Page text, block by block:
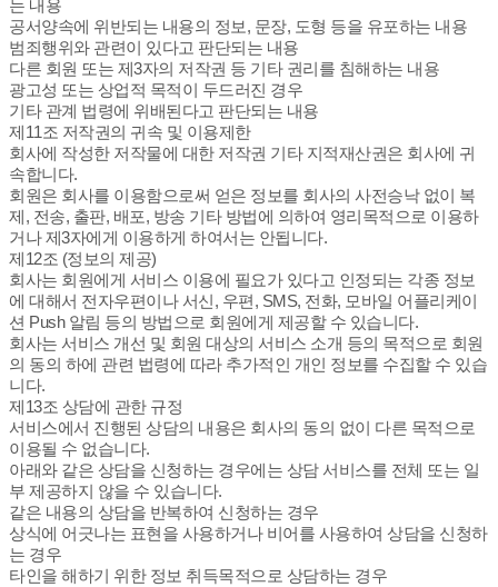
는 내용
공서양속에 위반되는 내용의 정보, 문장, 도형 등을 유포하는 내용
범죄행위와 관련이 있다고 판단되는 내용
다른 회원 또는 제3자의 저작권 등 기타 권리를 침해하는 내용
광고성 또는 상업적 목적이 두드러진 경우
기타 관계 법령에 위배된다고 판단되는 내용
제11조 저작권의 귀속 및 이용제한
회사에 작성한 저작물에 대한 저작권 기타 지적재산권은 회사에 귀
속합니다.
회원은 회사를 이용함으로써 얻은 정보를 회사의 사전승낙 없이 복
제, 전송, 출판, 배포, 방송 기타 방법에 의하여 영리목적으로 이용하
거나 제3자에게 이용하게 하여서는 안됩니다.
제12조 (정보의 제공)
회사는 회원에게 서비스 이용에 필요가 있다고 인정되는 각종 정보
에 대해서 전자우편이나 서신, 우편, SMS, 전화, 모바일 어플리케이
션 Push 알림 등의 방법으로 회원에게 제공할 수 있습니다.
회사는 서비스 개선 및 회원 대상의 서비스 소개 등의 목적으로 회원
의 동의 하에 관련 법령에 따라 추가적인 개인 정보를 수집할 수 있습
니다.
제13조 상담에 관한 규정
서비스에서 진행된 상담의 내용은 회사의 동의 없이 다른 목적으로
이용될 수 없습니다.
아래와 같은 상담을 신청하는 경우에는 상담 서비스를 전체 또는 일
부 제공하지 않을 수 있습니다.
같은 내용의 상담을 반복하여 신청하는 경우
상식에 어긋나는 표현을 사용하거나 비어를 사용하여 상담을 신청하
는 경우
타인을 해하기 위한 정보 취득목적으로 상담하는 경우